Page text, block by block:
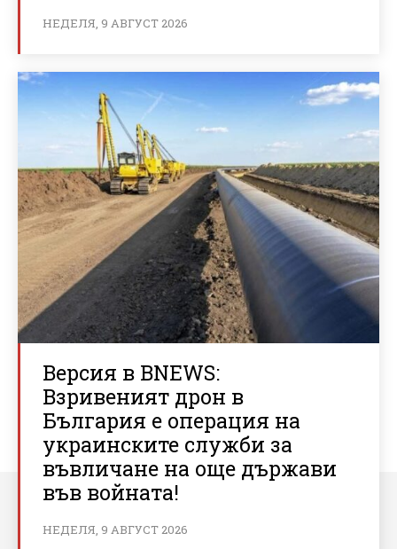
НЕДЕЛЯ, 9 АВГУСТ 2026
Версия в BNEWS:
Взривеният дрон в
България е операция на
украинските служби за
въвличане на още държави
във войната!
НЕДЕЛЯ, 9 АВГУСТ 2026